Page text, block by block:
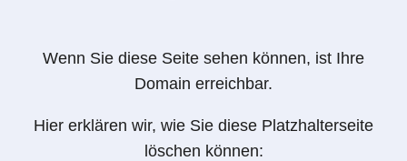
Wenn Sie diese Seite sehen können, ist Ihre
Domain erreichbar.
Hier erklären wir, wie Sie diese Platzhalterseite
löschen können: